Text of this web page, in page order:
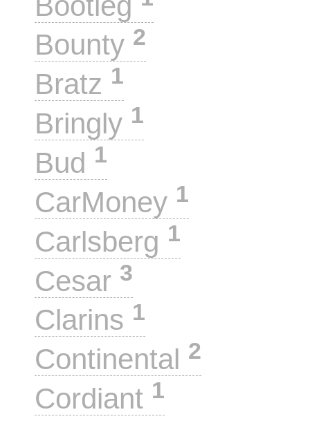
Bounty 2
Bratz 1
Bringly 1
Bud 1
CarMoney 1
Carlsberg 1
Cesar 3
Clarins 1
Continental 2
Cordiant 1